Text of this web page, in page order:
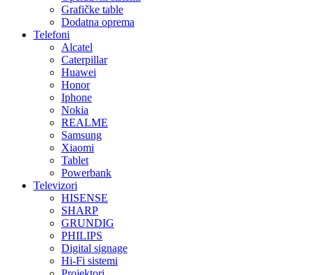
Grafičke table
Dodatna oprema
Telefoni
Alcatel
Caterpillar
Huawei
Honor
Iphone
Nokia
REALME
Samsung
Xiaomi
Tablet
Powerbank
Televizori
HISENSE
SHARP
GRUNDIG
PHILIPS
Digital signage
Hi-Fi sistemi